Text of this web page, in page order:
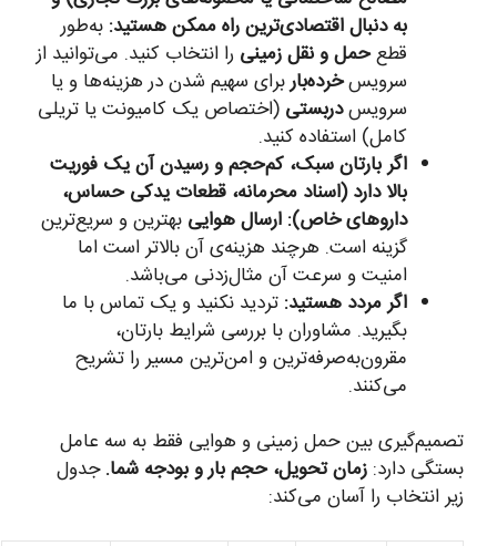
به دنبال اقتصادی‌ترین راه ممکن هستید: به‌طور
قطعحمل و نقل زمینی را انتخاب کنید. می‌توانید از
سرویسخرده‌باربرای سهیم شدن در هزینه‌ها و یا
سرویسدربستی (اختصاص یک کامیونت یا تریلی
کامل) استفاده کنید.
اگر بارتان سبک، کم‌حجم و رسیدن آن یک فوریت
بالا دارد (اسناد محرمانه، قطعات یدکی حساس،
داروهای خاص): ارسال هوایی بهترین و سریع‌ترین
گزینه است. هرچند هزینه‌ی آن بالاتر است اما
امنیت و سرعت آن مثال‌زدنی می‌باشد.
اگر مردد هستید: تردید نکنید و یک تماس با ما
بگیرید. مشاوران با بررسی شرایط بارتان،
مقرون‌به‌صرفه‌ترین و امن‌ترین مسیر را تشریح
می‌کنند.
تصمیم‌گیری بین حمل زمینی و هوایی فقط به سه عامل
بستگی دارد: زمان تحویل، حجم بار و بودجه شما.جدول
زیر انتخاب را آسان می‌کند: